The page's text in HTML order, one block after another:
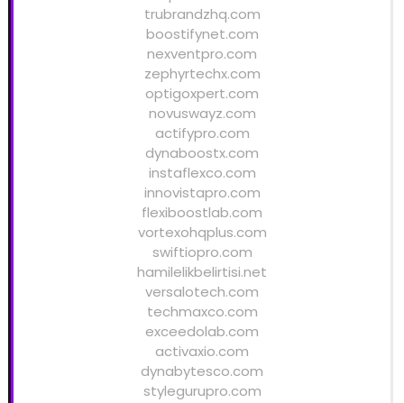
trubrandzhq.com
boostifynet.com
nexventpro.com
zephyrtechx.com
optigoxpert.com
novuswayz.com
actifypro.com
dynaboostx.com
instaflexco.com
innovistapro.com
flexiboostlab.com
vortexohqplus.com
swiftiopro.com
hamilelikbelirtisi.net
versalotech.com
techmaxco.com
exceedolab.com
activaxio.com
dynabytesco.com
stylegurupro.com